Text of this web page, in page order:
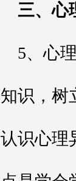
三、心
5、心
知识，树
认识心理